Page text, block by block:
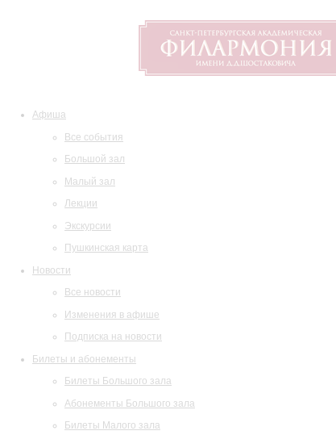
Афиша
Все события
Большой зал
Малый зал
Лекции
Экскурсии
Пушкинская карта
Новости
Все новости
Изменения в афише
Подписка на новости
Билеты и абонементы
Билеты Большого зала
Абонементы Большого зала
Билеты Малого зала